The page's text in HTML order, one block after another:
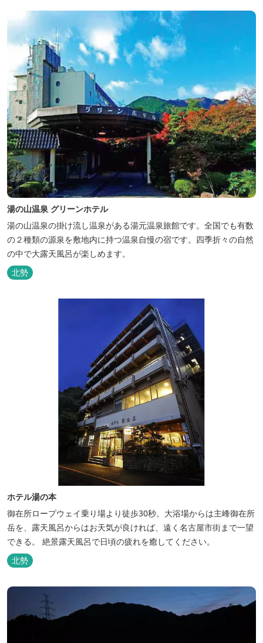
す。 「そ...
湯の山温泉 グリーンホテル
湯の山温泉の掛け流し温泉がある湯元温泉旅館です。全国でも有数
の２種類の源泉を敷地内に持つ温泉自慢の宿です。四季折々の自然
の中で大露天風呂が楽しめます。
北勢
ホテル湯の本
御在所ロープウェイ乗り場より徒歩30秒。大浴場からは主峰御在所
岳を、露天風呂からはお天気が良ければ、遠く名古屋市街まで一望
できる。 絶景露天風呂で日頃の疲れを癒してください。
北勢